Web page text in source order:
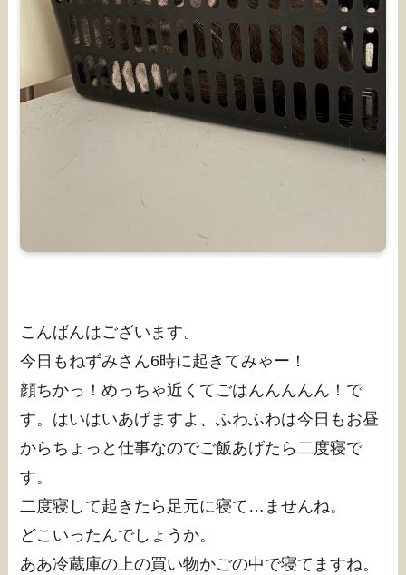
こんばんはございます。
今日もねずみさん6時に起きてみゃー！
顔ちかっ！めっちゃ近くてごはんんんんん！で
す。はいはいあげますよ、ふわふわは今日もお昼
からちょっと仕事なのでご飯あげたら二度寝で
す。
二度寝して起きたら足元に寝て…ませんね。
どこいったんでしょうか。
ああ冷蔵庫の上の買い物かごの中で寝てますね。